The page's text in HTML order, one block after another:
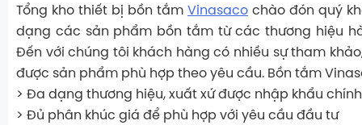
Tổng kho thiết bị bồn tắm Vinasaco chào đón quý
dạng các sản phẩm bồn tắm từ các thương hiệu
Đến với chúng tôi khách hàng có nhiều sự tham
được sản phẩm phù hợp theo yêu cầu. Bồn tắm
> Đa dạng thương hiệu, xuất xứ được nhập khẩu
> Đủ phân khúc giá để phù hợp với yêu cầu đầu tư